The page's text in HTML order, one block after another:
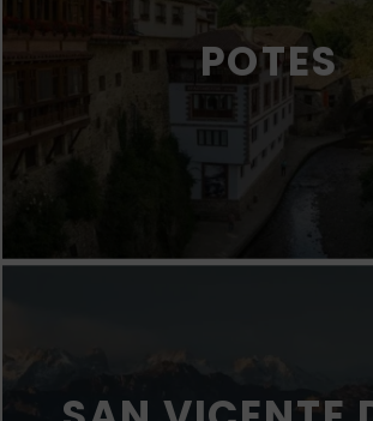
POTES
SAN VICENTE